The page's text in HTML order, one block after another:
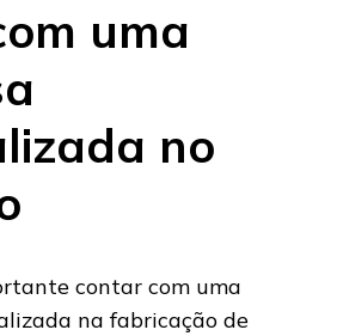
uma
no
contar com uma
na fabricação de